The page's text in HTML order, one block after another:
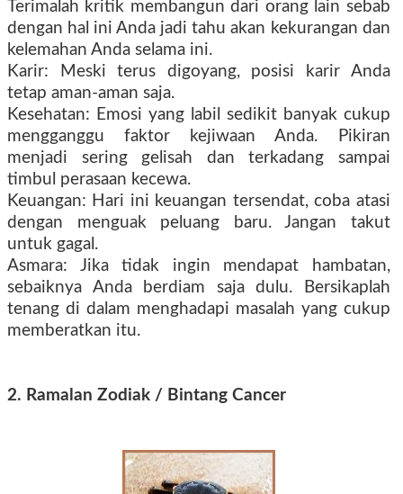
Terimalah kritik membangun dari orang lain sebab
dengan hal ini Anda jadi tahu akan kekurangan dan
kelemahan Anda selama ini.
Karir: Meski terus digoyang, posisi karir Anda
tetap aman-aman saja.
Kesehatan: Emosi yang labil sedikit banyak cukup
mengganggu faktor kejiwaan Anda. Pikiran
menjadi sering gelisah dan terkadang sampai
timbul perasaan kecewa.
Keuangan: Hari ini keuangan tersendat, coba atasi
dengan menguak peluang baru. Jangan takut
untuk gagal.
Asmara: Jika tidak ingin mendapat hambatan,
sebaiknya Anda berdiam saja dulu. Bersikaplah
tenang di dalam menghadapi masalah yang cukup
memberatkan itu.
2. Ramalan Zodiak / Bintang Cancer